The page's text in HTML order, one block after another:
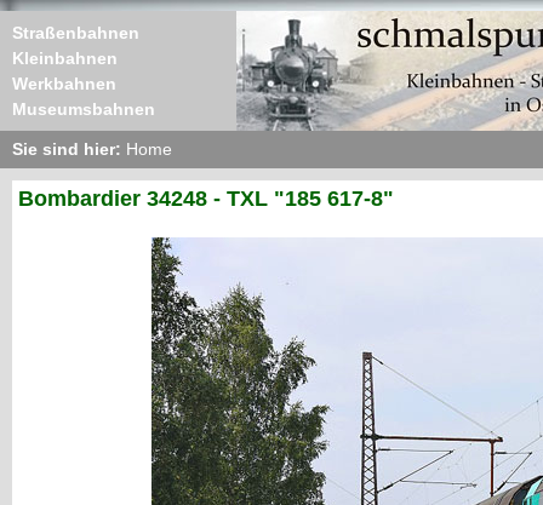
Straßenbahnen
Kleinbahnen
Werkbahnen
Museumsbahnen
Sie sind hier: Home
Bombardier 34248 - TXL "185 617-8"